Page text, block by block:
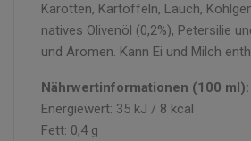
Karotten, Kartoffeln, Lauch,
natives Olivenöl (0,2%), Petersilie
und Aromen. Kann Ei und Milch
Nährwertinformationen (100 ml):
Energiewert: 35 kJ / 8 kcal
Fett: 0,4 g